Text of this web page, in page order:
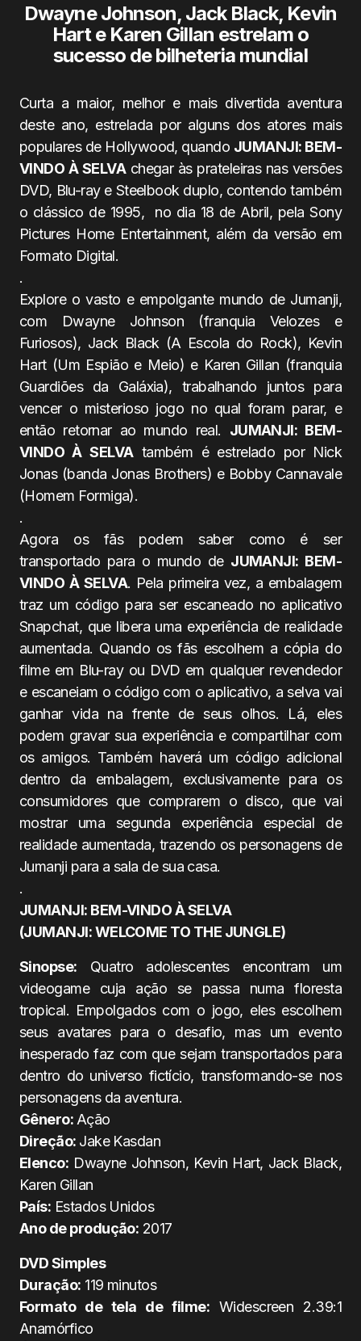
Dwayne Johnson, Jack Black, Kevin
Hart e Karen Gillan estrelam o
sucesso de bilheteria mundial
Curta a maior, melhor e mais divertida aventura
deste ano, estrelada por alguns dos atores mais
populares de Hollywood, quando JUMANJI: BEM-
VINDO À SELVAchegar às prateleiras nas versões
DVD, Blu-ray e Steelbook duplo, contendo também
o clássico de 1995, no dia 18 de Abril, pela Sony
Pictures Home Entertainment, além da versão em
Formato Digital.
.
Explore o vasto e empolgante mundo de Jumanji,
com Dwayne Johnson (franquia Velozes e
Furiosos), Jack Black (A Escola do Rock), Kevin
Hart (Um Espião e Meio) e Karen Gillan (franquia
Guardiões da Galáxia), trabalhando juntos para
vencer o misterioso jogo no qual foram parar, e
então retornar ao mundo real. JUMANJI: BEM-
VINDO À SELVAtambém é estrelado por Nick
Jonas (banda Jonas Brothers) e Bobby Cannavale
(Homem Formiga).
.
Agora os fãs podem saber como é ser
transportado para o mundo de JUMANJI: BEM-
VINDO À SELVA. Pela primeira vez, a embalagem
traz um código para ser escaneado no aplicativo
Snapchat, que libera uma experiência de realidade
aumentada. Quando os fãs escolhem a cópia do
filme em Blu-ray ou DVD em qualquer revendedor
e escaneiam o código com o aplicativo, a selva vai
ganhar vida na frente de seus olhos. Lá, eles
podem gravar sua experiência e compartilhar com
os amigos. Também haverá um código adicional
dentro da embalagem, exclusivamente para os
consumidores que comprarem o disco, que vai
mostrar uma segunda experiência especial de
realidade aumentada, trazendo os personagens de
Jumanji para a sala de sua casa.
.
JUMANJI: BEM-VINDO À SELVA
(JUMANJI: WELCOME TO THE JUNGLE)
Sinopse: Quatro adolescentes encontram um
videogame cuja ação se passa numa floresta
tropical. Empolgados com o jogo, eles escolhem
seus avatares para o desafio, mas um evento
inesperado faz com que sejam transportados para
dentro do universo fictício, transformando-se nos
personagens da aventura.
Gênero: Ação
Direção: Jake Kasdan
Elenco: Dwayne Johnson, Kevin Hart, Jack Black,
Karen Gillan
País: Estados Unidos
Ano de produção: 2017
DVD Simples
Duração: 119 minutos
Formato de tela de filme:Widescreen 2.39:1
Anamórfico